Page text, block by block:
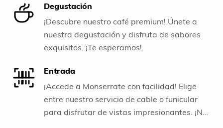
Degustación
¡Descubre nuestro café premium! Únete a
nuestra degustación y disfruta de sabores
exquisitos. ¡Te esperamos!.
Entrada
¡Accede a Monserrate con facilidad! Elige
entre nuestro servicio de cable o funicular
para disfrutar de vistas impresionantes. ¡No